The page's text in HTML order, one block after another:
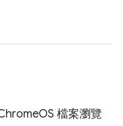
檔案瀏覽